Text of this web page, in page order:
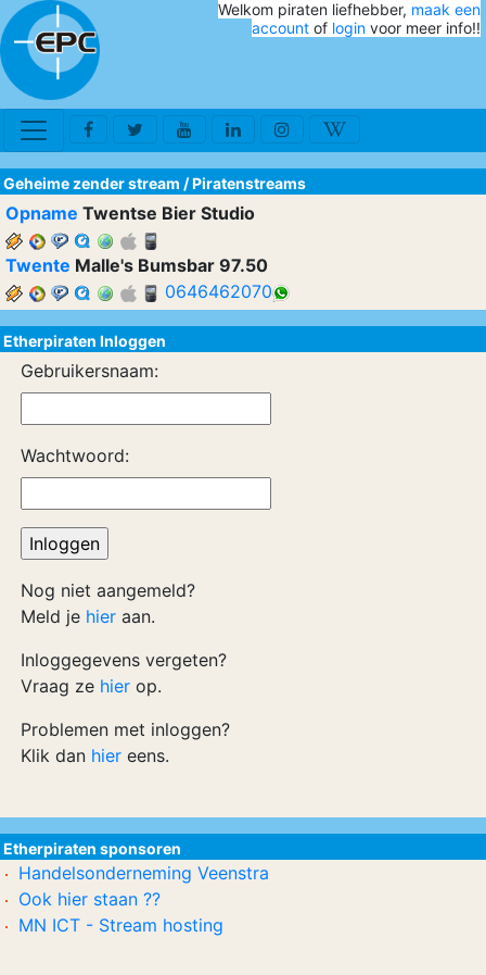
Welkom piraten liefhebber, maak een
account of login voor meer info!!
Geheime zender stream /Piratenstreams
Opname Twentse Bier Studio
Twente Malle's Bumsbar 97.50
0646462070
Etherpiraten Inloggen
Gebruikersnaam:
Wachtwoord:
Nog niet aangemeld?
Meld je hier aan.
Inloggegevens vergeten?
Vraag ze hier op.
Problemen met inloggen?
Klik dan hier eens.
Etherpiraten sponsoren
Handelsonderneming Veenstra
Ook hier staan ??
MN ICT - Stream hosting